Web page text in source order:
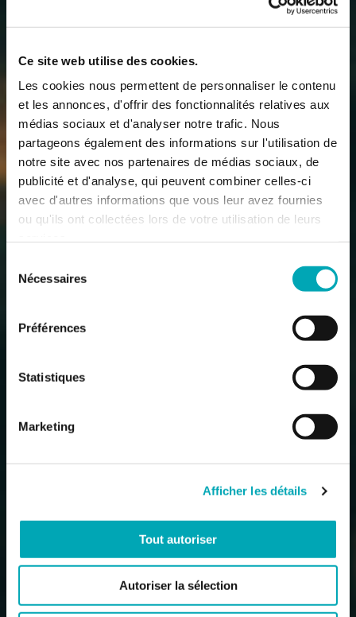
Ce site web utilise des cookies.
Les cookies nous permettent de personnaliser le contenu
et les annonces, d'offrir des fonctionnalités relatives aux
médias sociaux et d'analyser notre trafic. Nous
partageons également des informations sur l'utilisation de
notre site avec nos partenaires de médias sociaux, de
publicité et d'analyse, qui peuvent combiner celles-ci
avec d'autres informations que vous leur avez fournies
ou qu'ils ont collectées lors de votre utilisation de leurs
Nécessaires
Préférences
Statistiques
Marketing
Afficher les détails
Tout autoriser
Autoriser la sélection